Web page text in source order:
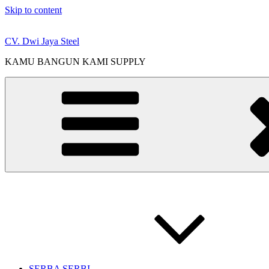
Skip to content
CV. Dwi Jaya Steel
KAMU BANGUN KAMI SUPPLY